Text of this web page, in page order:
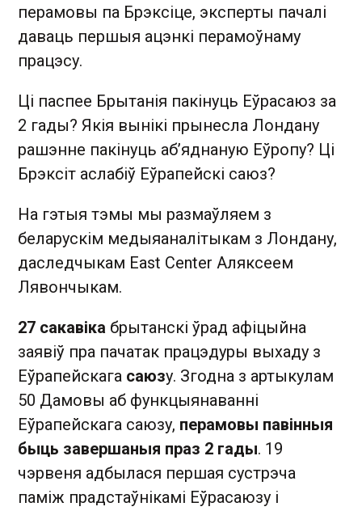
перамовы па Брэксіце, эксперты пачалі
даваць першыя ацэнкі перамоўнаму
працэсу.
Ці паспее Брытанія пакінуць Еўрасаюз за
2 гады? Якія вынікі прынесла Лондану
рашэнне пакінуць аб’яднаную Еўропу? Ці
Брэксіт аслабіў Еўрапейскі саюз?
На гэтыя тэмы мы размаўляем з
беларускім медыяаналітыкам з Лондану,
даследчыкам East Center Аляксеем
Лявончыкам.
27 сакавіка брытанскі ўрад афіцыйна
заявіў пра пачатак працэдуры выхаду з
Еўрапейскага саюзу. Згодна з артыкулам
50 Дамовы аб функцыянаванні
Еўрапейскага саюзу, перамовы павінныя
быць завершаныя праз 2 гады. 19
чэрвеня адбылася першая сустрэча
паміж прадстаўнікамі Еўрасаюзу і